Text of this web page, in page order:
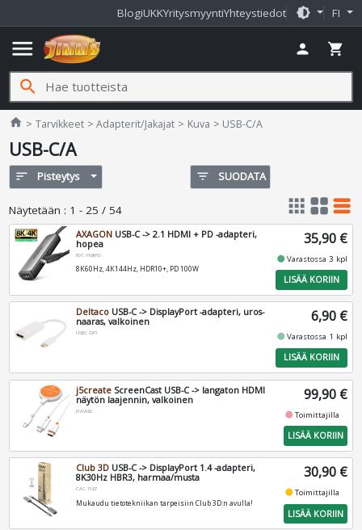
BlogiUKKYritysmyyntiYhteystiedot brightness_medium FI
menu person shopping_cart
search
home Jimms.fi
Tarvikkeet Adapterit/Jakajat Kuva USB-C/A
USB-C/A
sort Pisteytys filter_list SUODATA
Näytetään : 1 - 25 / 54 apps grid_view table_rows
AXAGON USB-C -> 2.1 HDMI + PD -adapteri,
hopea
RVC-HI8KPD
8K60Hz, 4K144Hz, HDR10+, PD 100W
35,90 €
fiber_manual_recordVarastossa 3 kpl
LISÄÄ KORIIN
Deltaco USB-C -> DisplayPort -adapteri, uros-
naaras, valkoinen
USBC-DP1
6,90 €
fiber_manual_recordVarastossa 1 kpl
LISÄÄ KORIIN
j5create ScreenCast USB-C -> langaton HDMI
näytön laajennin, valkoinen
JVAW62
99,90 €
fiber_manual_recordToimittajilla
LISÄÄ KORIIN
Club 3D USB-C -> DisplayPort 1.4 -adapteri,
8K30Hz HBR3, harmaa/musta
CAC-1567
Mukaudu tietotekniikan tarpeisiin Club 3D:n avulla!
30,90 €
fiber_manual_recordToimittajilla
LISÄÄ KORIIN